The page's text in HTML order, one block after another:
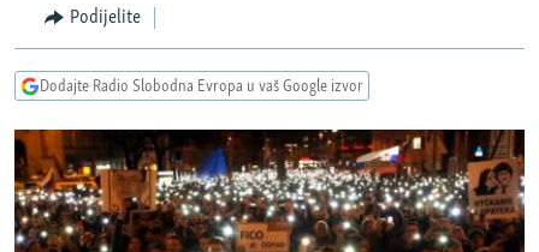
Pređite
na
pretragu
VIZUELNO
INFOGRAFIKE
RAT U UKRAJINI
KINA NA BALKANU
RSE PRIČE IZ SVIJETA
ISPRIČAJ MI
Podijelite
Dodajte Radio Slobodna Evropa u vaš Google izvor